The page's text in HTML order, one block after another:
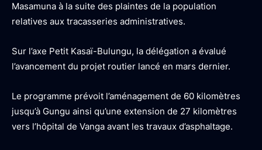
Masamuna à la suite des plaintes de la population
relatives aux tracasseries administratives.
Sur l’axe Petit Kasaï-Bulungu, la délégation a évalué
l’avancement du projet routier lancé en mars dernier.
Le programme prévoit l’aménagement de 60 kilomètres
jusqu’à Gungu ainsi qu’une extension de 27 kilomètres
vers l’hôpital de Vanga avant les travaux d’asphaltage.